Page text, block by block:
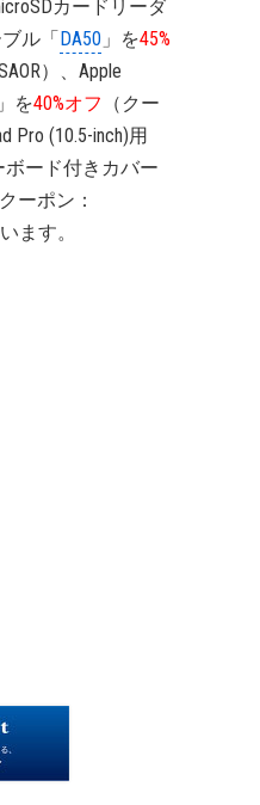
カードリーダ
ル「DA50 」を45%
）、Apple
」を40%オフ
（クー
Pro (10.5-inch)用
ボード付きカバー
クーポン：
ます。